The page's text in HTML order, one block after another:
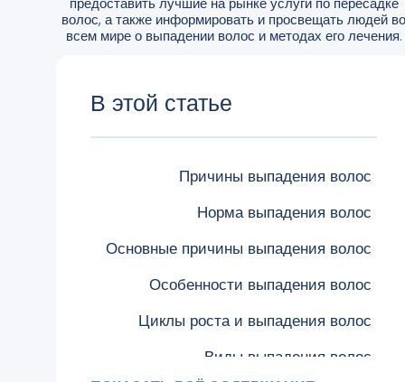
волос, а также информировать и просвещать людей во
всем мире о выпадении волос и методах его лечения.
В этой статье
Причины выпадения волос
Норма выпадения волос
Основные причины выпадения волос
Особенности выпадения волос
Циклы роста и выпадения волос
Виды выпадения волос